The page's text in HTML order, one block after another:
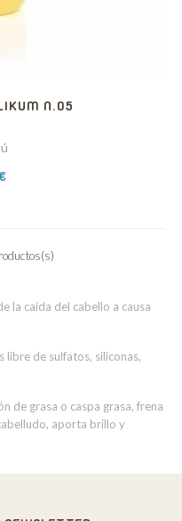
N.05
la caída del cabello a causa
libre de sulfatos, siliconas,
de grasa o caspa grasa, frena
aporta brillo y